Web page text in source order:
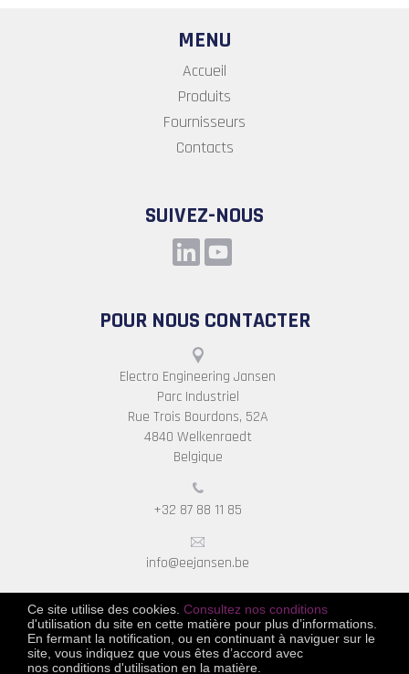
MENU
Accueil
Produits
Fournisseurs
Contacts
SUIVEZ-NOUS
POUR NOUS CONTACTER
Electro Engineering Jansen
Parc Industriel
Rue Trois Bourdons, 52A
4840 Welkenraedt
Belgique
+32 87 88 11 85
info@eejansen.be
Ce site utilise des cookies. Consultez nos conditions
d'utilisation du site en cette matière pour plus d’informations.
En fermant la notification, ou en continuant à naviguer sur le
site, vous indiquez que vous êtes d’accord avec
nos conditions d'utilisation en la matière.